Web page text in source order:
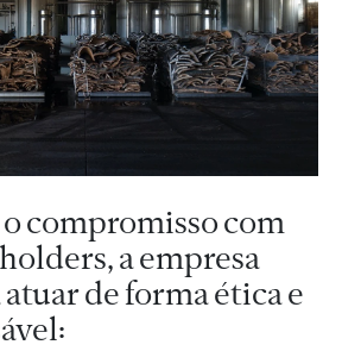
compromisso com
a empresa
de forma ética e